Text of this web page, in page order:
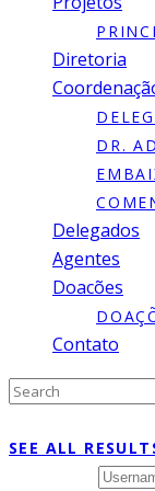
Diretoria
DR.
Delegados
Agentes
Doacões
Contato
SEE ALL